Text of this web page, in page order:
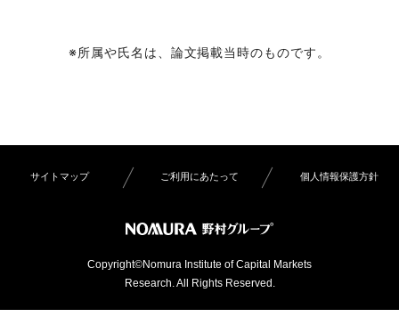
※所属や氏名は、論文掲載当時のものです。
サイトマップ ご利用にあたって 個人情報保護方針
Copyright©Nomura Institute of Capital Markets
Research. All Rights Reserved.